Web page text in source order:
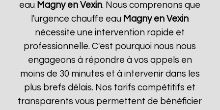
eau Magny en Vexin. Nous comprenons que
l'urgence chauffe eau Magny en Vexin
nécessite une intervention rapide et
professionnelle. C'est pourquoi nous nous
engageons à répondre à vos appels en
moins de 30 minutes et à intervenir dans les
plus brefs délais. Nos tarifs compétitifs et
transparents vous permettent de bénéficier